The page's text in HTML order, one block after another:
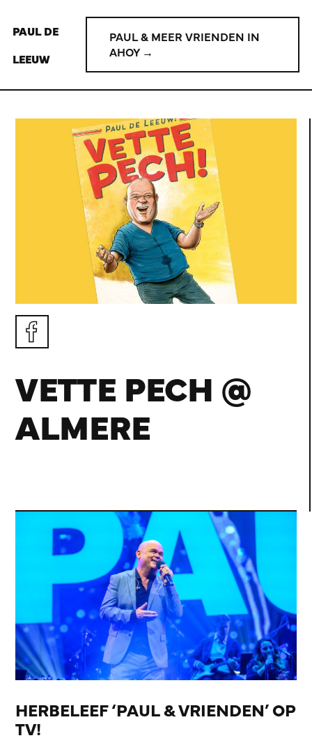
PAUL DE
LEEUW
PAUL & MEER VRIENDEN IN
AHOY →
VETTE PECH @
ALMERE
HERBELEEF ‘PAUL & VRIENDEN’ OP
TV!